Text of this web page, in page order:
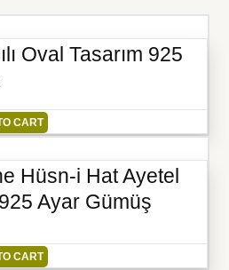
Oval Tasarım 925
CART
Hüsn-i Hat Ayetel
Ayar Gümüş
CART